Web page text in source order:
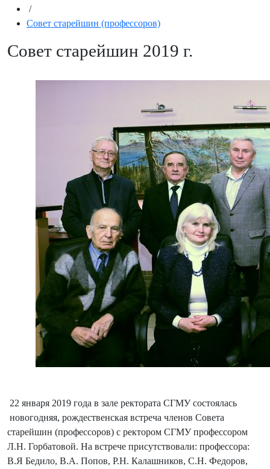
/
Совет старейшин (профессоров)
Совет старейшин 2019 г.
22 января 2019 года в зале ректората СГМУ состоялась
новогодняя, рождественская встреча членов Совета
старейшин (профессоров) с ректором СГМУ профессором
Л.Н. Горбатовой. На встрече присутствовали: профессора:
В.Я Бедило, В.А. Попов, Р.Н. Калашников, С.Н. Федоров,